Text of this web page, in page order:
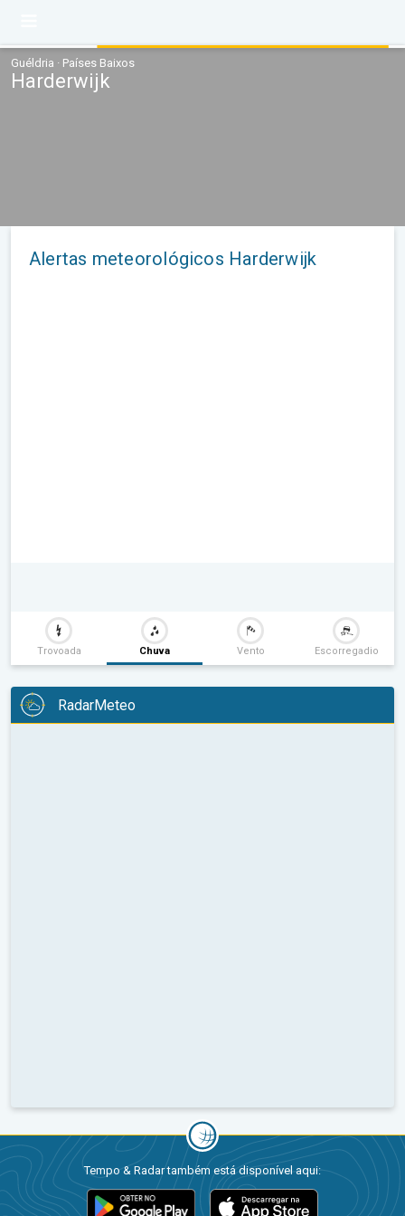
Guéldria · Países Baixos
Harderwijk
Alertas meteorológicos Harderwijk
Trovoada Chuva Vento Escorregadio
RadarMeteo
Tempo & Radar também está disponível aqui: